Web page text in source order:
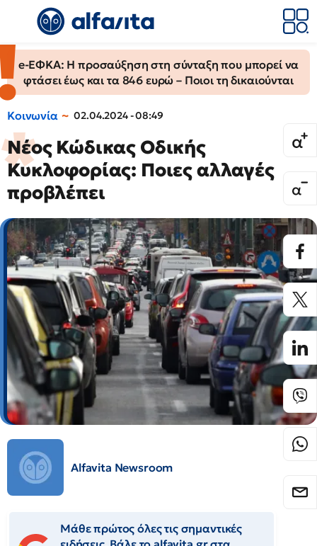
e-ΕΦΚΑ: Η προσαύξηση στη σύνταξη που μπορεί να
φτάσει έως και τα 846 ευρώ – Ποιοι τη δικαιούνται
Κοινωνία 02.04.2024 - 08:49
Νέος Κώδικας Οδικής
Κυκλοφορίας: Ποιες αλλαγές
προβλέπει
Alfavita Newsroom
Μάθε πρώτος όλες τις σημαντικές